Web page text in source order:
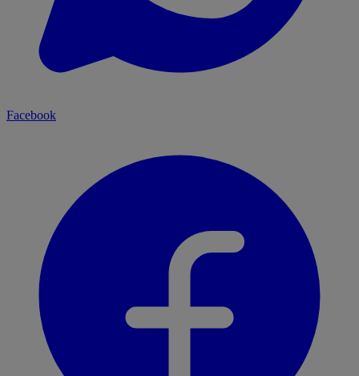
Facebook